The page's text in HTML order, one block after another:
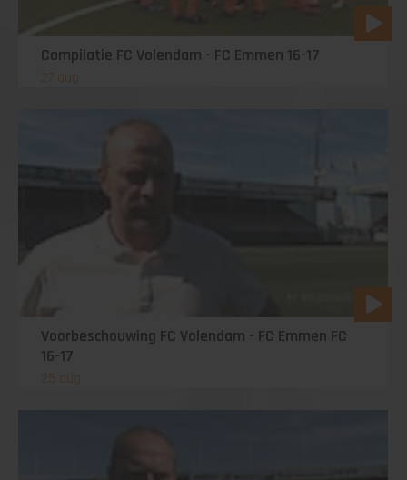
Compilatie FC Volendam - FC Emmen 16-17
27 aug
Voorbeschouwing FC Volendam - FC Emmen FC
16-17
25 aug